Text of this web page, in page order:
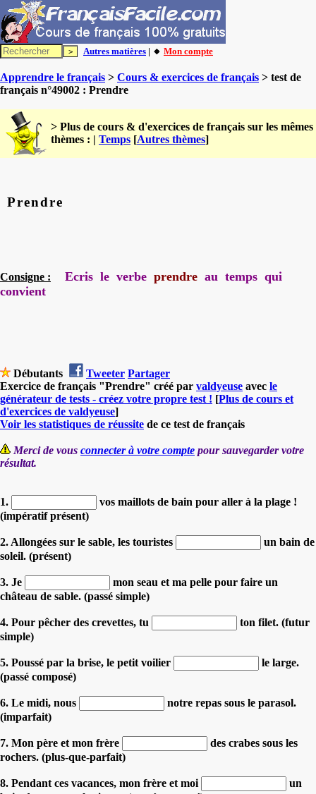
Autres matières | 🔸 Mon compte
Apprendre le français > Cours & exercices de français > test de
français n°49002 : Prendre
> Plus de cours & d'exercices de français sur les mêmes
thèmes : | Temps [Autres thèmes]
Prendre
Consigne : Ecris le verbe prendre au temps qui
convient
Débutants Tweeter Partager
Exercice de français "Prendre" créé par valdyeuse avec le
générateur de tests - créez votre propre test ! [Plus de cours et
d'exercices de valdyeuse]
Voir les statistiques de réussite de ce test de français
Merci de vous connecter à votre compte pour sauvegarder votre
résultat.
1.
vos maillots de bain pour aller à la plage !
(impératif présent)
2. Allongées sur le sable, les touristes
un bain de
soleil. (présent)
3. Je
mon seau et ma pelle pour faire un
château de sable. (passé simple)
4. Pour pêcher des crevettes, tu
ton filet. (futur
simple)
5. Poussé par la brise, le petit voilier
le large.
(passé composé)
6. Le midi, nous
notre repas sous le parasol.
(imparfait)
7. Mon père et mon frère
des crabes sous les
rochers. (plus-que-parfait)
8. Pendant ces vacances, mon frère et moi
un